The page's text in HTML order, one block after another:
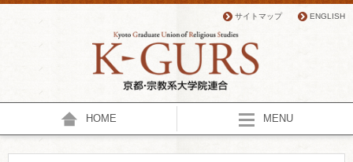
サイトマップ ENGLISH
HOME MENU